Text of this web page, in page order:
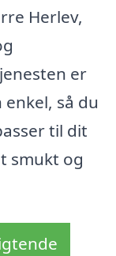
Herlev,
er
så du
til dit
smukt og